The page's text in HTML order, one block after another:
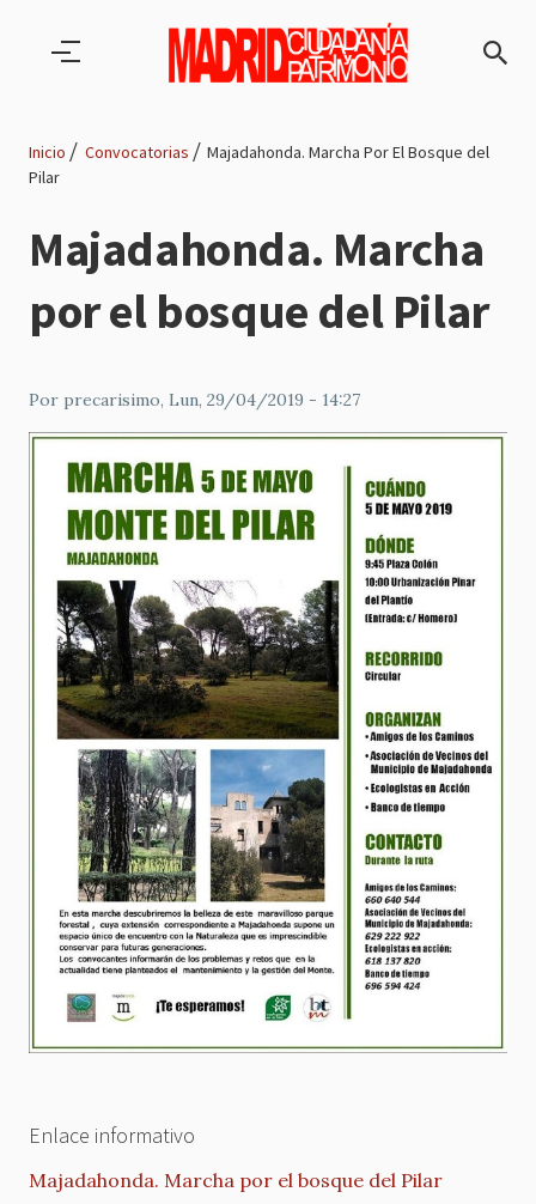
de
navegación
Inicio Convocatorias
Majadahonda. Marcha Por El Bosque del
Pilar
Majadahonda. Marcha
por el bosque del Pilar
Por precarisimo, Lun, 29/04/2019 - 14:27
Enlace informativo
Majadahonda. Marcha por el bosque del Pilar